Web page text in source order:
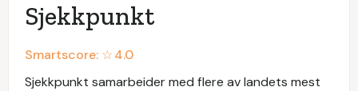
Sjekkpunkt
Smartscore: ☆4.0
Sjekkpunkt samarbeider med flere av landets mest